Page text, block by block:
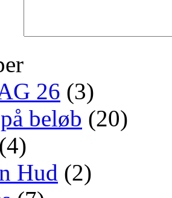
26 (3)
beløb (20)
(4)
Hud (2)